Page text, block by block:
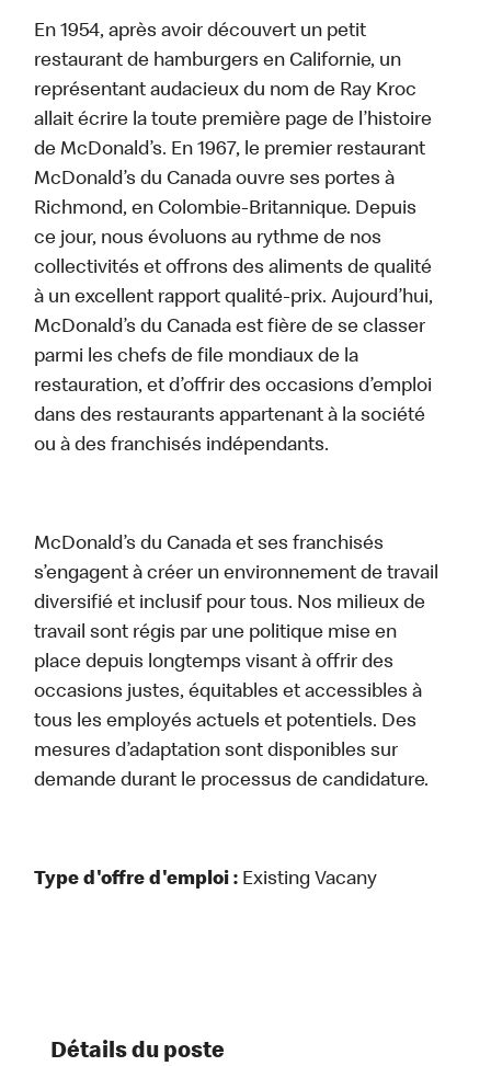
En 1954, après avoir découvert un petit
restaurant de hamburgers en Californie, un
représentant audacieux du nom de Ray Kroc
allait écrire la toute première page de l’histoire
de McDonald’s. En 1967, le premier restaurant
McDonald’s du Canada ouvre ses portes à
Richmond, en Colombie-Britannique. Depuis
ce jour, nous évoluons au rythme de nos
collectivités et offrons des aliments de qualité
à un excellent rapport qualité-prix. Aujourd’hui,
McDonald’s du Canada est fière de se classer
parmi les chefs de file mondiaux de la
restauration, et d’offrir des occasions d’emploi
dans des restaurants appartenant à la société
ou à des franchisés indépendants.
McDonald’s du Canada et ses franchisés
s’engagent à créer un environnement de travail
diversifié et inclusif pour tous. Nos milieux de
travail sont régis par une politique mise en
place depuis longtemps visant à offrir des
occasions justes, équitables et accessibles à
tous les employés actuels et potentiels. Des
mesures d’adaptation sont disponibles sur
demande durant le processus de candidature.
Type d'offre d'emploi : Existing Vacany
Détails du poste